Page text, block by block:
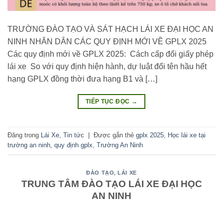
TRƯỜNG ĐÀO TẠO VÀ SÁT HẠCH LÁI XE ĐẠI HỌC AN
NINH NHÂN DÂN CÁC QUY ĐỊNH MỚI VỀ GPLX 2025
Các quy định mới về GPLX 2025: Cách cấp đổi giấy phép
lái xe So với quy định hiện hành, dự luật đổi tên hầu hết
hạng GPLX đồng thời đưa hạng B1 và […]
TIẾP TỤC ĐỌC →
Đăng trong Lái Xe Tin tức Được gắn thẻ gplx 2025
Học lái xe tại
trường an ninh quy định gplx Trường An Ninh
ĐÀO TẠO,LÁI XE
TRUNG TÂM ĐÀO TẠO LÁI XE ĐẠI HỌC
AN NINH